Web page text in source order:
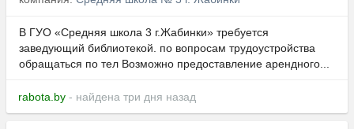
В ГУО «Средняя школа 3 г.Жабинки» требуется
заведующий библиотекой. по вопросам трудоустройства
обращаться по тел Возможно предоставление арендного...
rabota.by - найдена три дня назад